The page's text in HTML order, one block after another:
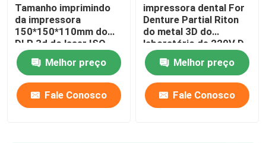
Tamanho imprimindo
da impressora
150*150*110mm do
DLP 3d do laser ISO-
13485 para modelos
do implante dental
Melhor preço
Fale Conosco
impressora dental For
Denture Partial Riton
do metal 3D do
laboratório de 220V D-
100
Melhor preço
Fale Conosco